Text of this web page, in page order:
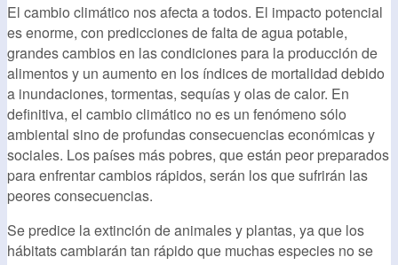
El cambio climático nos afecta a todos. El impacto potencial
es enorme, con predicciones de falta de agua potable,
grandes cambios en las condiciones para la producción de
alimentos y un aumento en los índices de mortalidad debido
a inundaciones, tormentas, sequías y olas de calor. En
definitiva, el cambio climático no es un fenómeno sólo
ambiental sino de profundas consecuencias económicas y
sociales. Los países más pobres, que están peor preparados
para enfrentar cambios rápidos, serán los que sufrirán las
peores consecuencias.
Se predice la extinción de animales y plantas, ya que los
hábitats cambiarán tan rápido que muchas especies no se